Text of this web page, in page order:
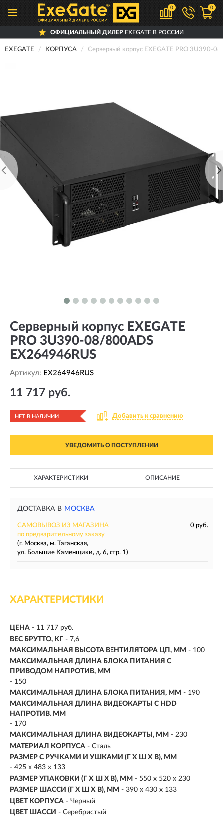
0 0
ОФИЦИАЛЬНЫЙ ДИЛЕРEXEGATE В РОССИИ
EXEGATE КОРПУСА Серверный корпус EXEGATE PRO 3U390-
Серверный корпус EXEGATE
PRO 3U390-08/800ADS
EX264946RUS
Артикул: EX264946RUS
11 717 руб.
НЕТ В НАЛИЧИИ Добавить к сравнению
УВЕДОМИТЬ О ПОСТУПЛЕНИИ
ХАРАКТЕРИСТИКИ ОПИСАНИЕ
ДОСТАВКА В МОСКВА
САМОВЫВОЗ ИЗ МАГАЗИНА
0 руб.
по предварительному заказу
(г. Москва, м. Таганская,
ул. Большие Каменщики, д. 6, стр. 1)
ХАРАКТЕРИСТИКИ
ЦЕНА - 11 717 руб.
ВЕС БРУТТО, КГ - 7,6
МАКСИМАЛЬНАЯ ВЫСОТА ВЕНТИЛЯТОРА ЦП, ММ - 100
МАКСИМАЛЬНАЯ ДЛИНА БЛОКА ПИТАНИЯ С
ПРИВОДОМ НАПРОТИВ, ММ
- 150
МАКСИМАЛЬНАЯ ДЛИНА БЛОКА ПИТАНИЯ, ММ - 190
МАКСИМАЛЬНАЯ ДЛИНА ВИДЕОКАРТЫ С HDD
НАПРОТИВ, ММ
- 170
МАКСИМАЛЬНАЯ ДЛИНА ВИДЕОКАРТЫ, ММ - 230
МАТЕРИАЛ КОРПУСА - Сталь
РАЗМЕР С РУЧКАМИ И УШКАМИ (Г X Ш X В), ММ
- 425 x 483 x 133
РАЗМЕР УПАКОВКИ (Г X Ш X B), ММ - 550 x 520 x 230
РАЗМЕР ШАССИ (Г X Ш X В), ММ - 390 x 430 x 133
ЦВЕТ КОРПУСА - Черный
ЦВЕТ ШАССИ - Серебристый